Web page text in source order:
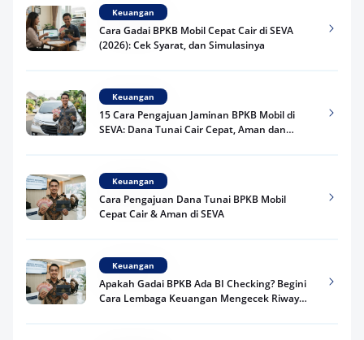
Keuangan
Cara Gadai BPKB Mobil Cepat Cair di SEVA
(2026): Cek Syarat, dan Simulasinya
Keuangan
15 Cara Pengajuan Jaminan BPKB Mobil di
SEVA: Dana Tunai Cair Cepat, Aman dan
Keuangan
Cara Pengajuan Dana Tunai BPKB Mobil
Cepat Cair & Aman di SEVA
Keuangan
Apakah Gadai BPKB Ada BI Checking? Begini
Cara Lembaga Keuangan Mengecek Riwayat